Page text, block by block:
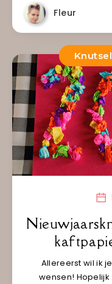
Fleur
Allereerst wil ik
wensen!